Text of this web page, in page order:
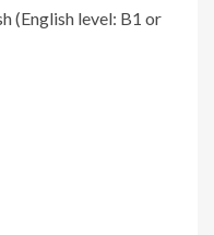
(English level: B1 or